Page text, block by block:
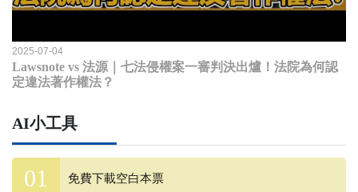
2025-07-04
Lawsnote vs 法源｜七法侵權案一審判決出爐！法院為何認
定違法著作權法？
AI小工具
免費下載空白本票